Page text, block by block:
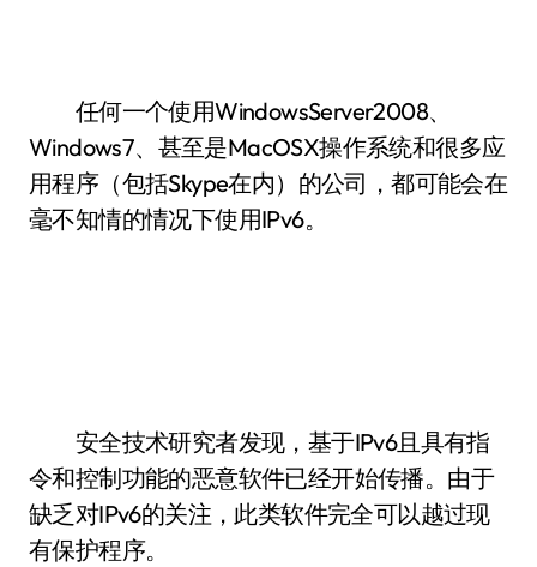
任何一个使用WindowsServer2008、
Windows7、甚至是MacOSX操作系统和很多应
用程序（包括Skype在内）的公司，都可能会在
毫不知情的情况下使用IPv6。
安全技术研究者发现，基于IPv6且具有指
令和控制功能的恶意软件已经开始传播。由于
缺乏对IPv6的关注，此类软件完全可以越过现
有保护程序。